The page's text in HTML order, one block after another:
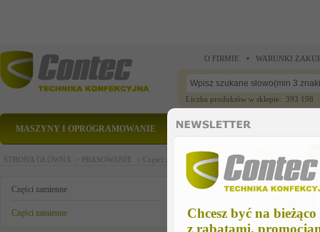
Chcesz być na bieżąco
z rabatami,
O FIRMIE WARUNKI
Liczba produktów w sklepie: 393 198
MASZYNY I OPROGRAMOWANIE CZĘŚCI ZAMIENNE
STRONA GŁÓWNA > PRASOWANIE > Części zamienne >Części zamienne >
Części zamienne
Części zamienne
ELEKTRODA DO 2365, SG67